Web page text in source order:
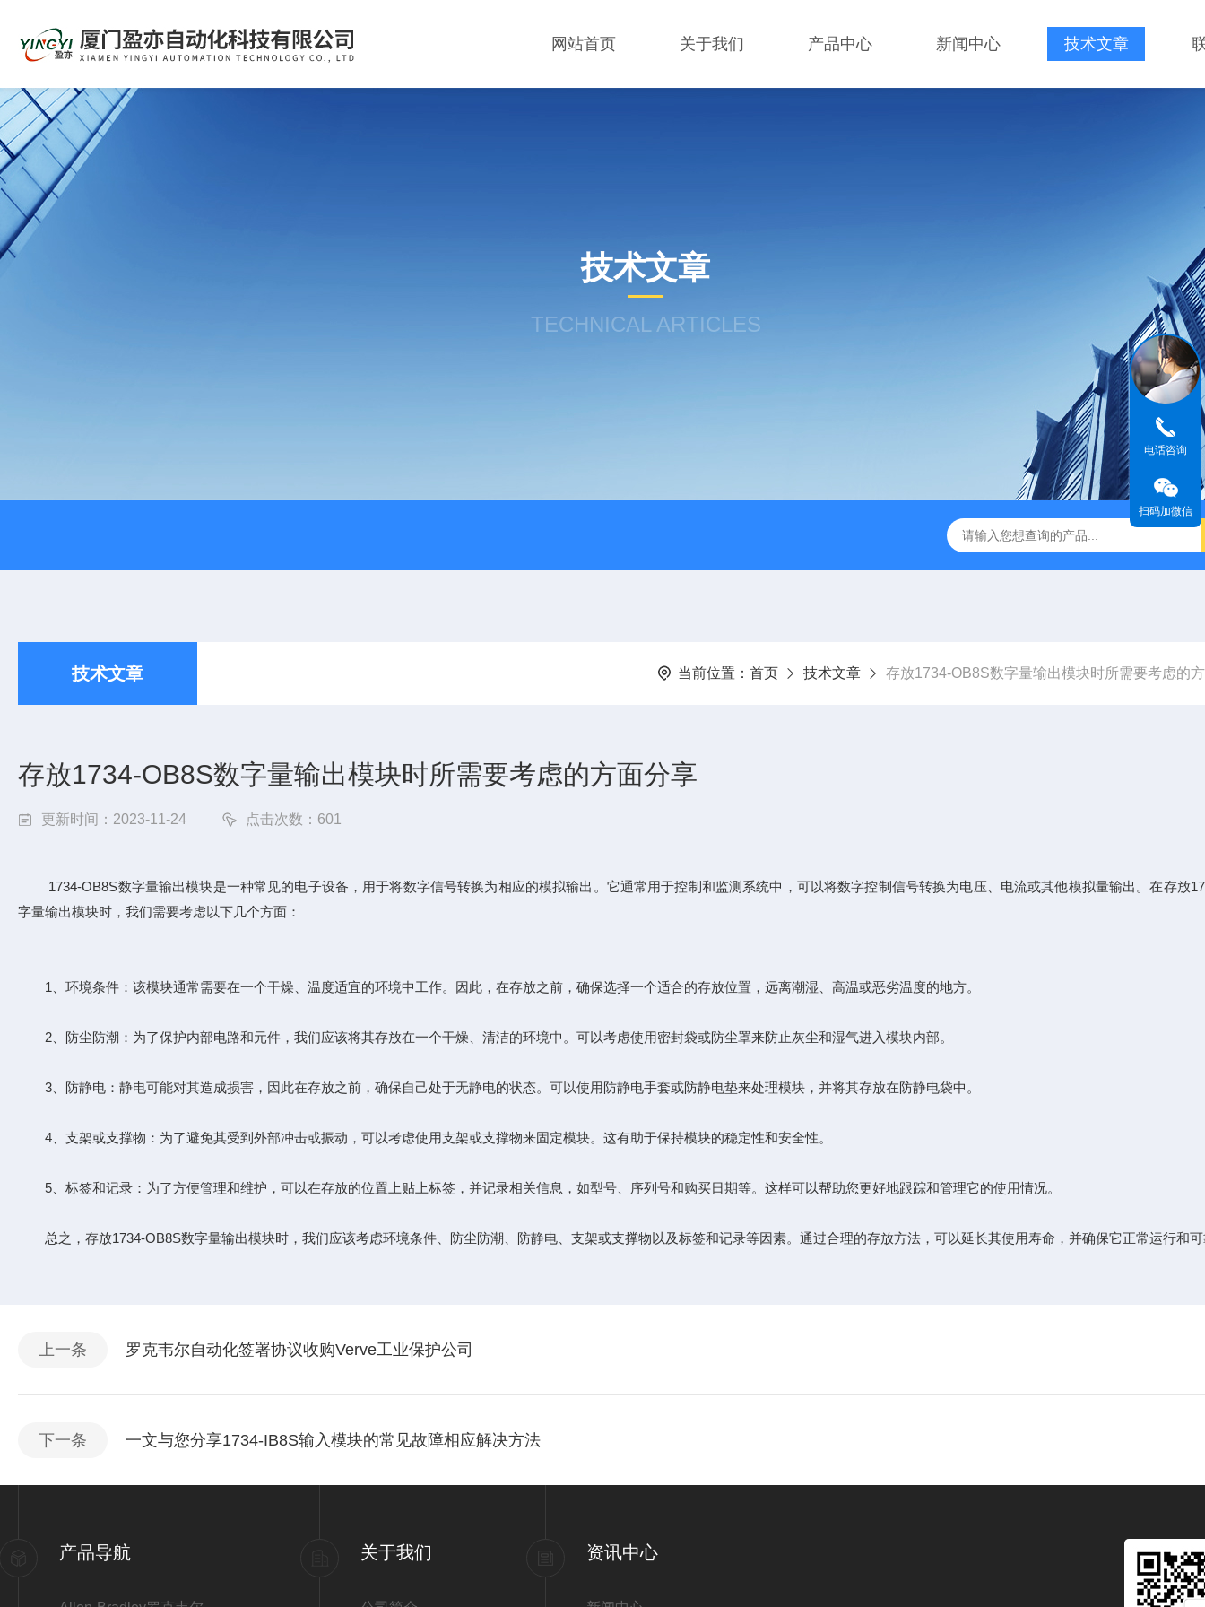
网站首页 关于我们 产品中心 新闻中心 技术文章
技术文章
TECHNICAL ARTICLES
技术文章 当前位置： 首页 技术文章 存放1734-OB8S数字量输出模块时所需要考虑的
存放1734-OB8S数字量输出模块时所需要考虑的方面分享
更新时间：2023-11-24 点击次数：601
1734-OB8S数字量输出模块是一种常见的电子设备，用于将数字信号转换为相应的模拟输出。它通常用于控制和监测系统中，可以将数字控制信号转换为电压、电流或其他模拟量输出。在存放
字量输出模块时，我们需要考虑以下几个方面：
1、环境条件：该模块通常需要在一个干燥、温度适宜的环境中工作。因此，在存放之前，确保选择一个适合的存放位置，远离潮湿、高温或恶劣温度的地方。
2、防尘防潮：为了保护内部电路和元件，我们应该将其存放在一个干燥、清洁的环境中。可以考虑使用密封袋或防尘罩来防止灰尘和湿气进入模块内部。
3、防静电：静电可能对其造成损害，因此在存放之前，确保自己处于无静电的状态。可以使用防静电手套或防静电垫来处理模块，并将其存放在防静电袋中。
4、支架或支撑物：为了避免其受到外部冲击或振动，可以考虑使用支架或支撑物来固定模块。这有助于保持模块的稳定性和安全性。
5、标签和记录：为了方便管理和维护，可以在存放的位置上贴上标签，并记录相关信息，如型号、序列号和购买日期等。这样可以帮助您更好地跟踪和管理它的使用情况。
总之，存放1734-OB8S数字量输出模块时，我们应该考虑环境条件、防尘防潮、防静电、支架或支撑物以及标签和记录等因素。通过合理的存放方法，可以延长其使用寿命，并确保它正常运行和
上一条 罗克韦尔自动化签署协议收购Verve工业保护公司
下一条 一文与您分享1734-IB8S输入模块的常见故障相应解决方法
产品导航 关于我们 资讯中心
电话咨询
扫码加微信